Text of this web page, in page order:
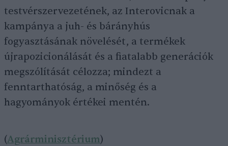
testvérszervezetének, az Interovicnak a
kampánya a juh- és bárányhús
fogyasztásának növelését, a termékek
újrapozicionálását és a fiatalabb generációk
megszólítását célozza; mindezt a
fenntarthatóság, a minőség és a
hagyományok értékei mentén.
(Agrárminisztérium)